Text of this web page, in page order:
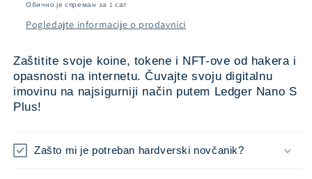
Обично је спреман за 1 сат
Pogledajte informacije o prodavnici
Zaštitite svoje koine, tokene i NFT-ove od hakera i
opasnosti na internetu. Čuvajte svoju digitalnu
imovinu na najsigurniji način putem Ledger Nano S
Plus!
Zašto mi je potreban hardverski novčanik?